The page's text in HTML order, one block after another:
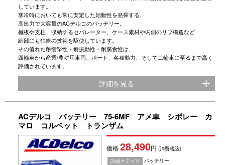
しています。
寒冷時においても常に安定した始動性を発揮する、
高出力で大容量のACデルコのバッテリー。
極板や支柱、収納するセパレーター、ケース素材や内側のリブ構造など
細部にも独自の技術を駆使しています。
その優れた耐衝撃性・耐振動性・耐腐食性は、
四輪車から産業/農耕用車両、ポート、各種動力、そして二輪車に至るまで高く
評価されています。
詳細を見る
ACデルコ バッテリー 75-6MF アメ車 シボレー カ
マロ コルベット トランザム
価格28,490円(消費税込)
詳細カテゴリ
バッテリー